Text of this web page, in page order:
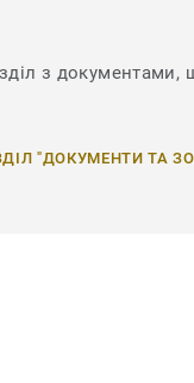
з документами,
"ДОКУМЕНТИ ТА